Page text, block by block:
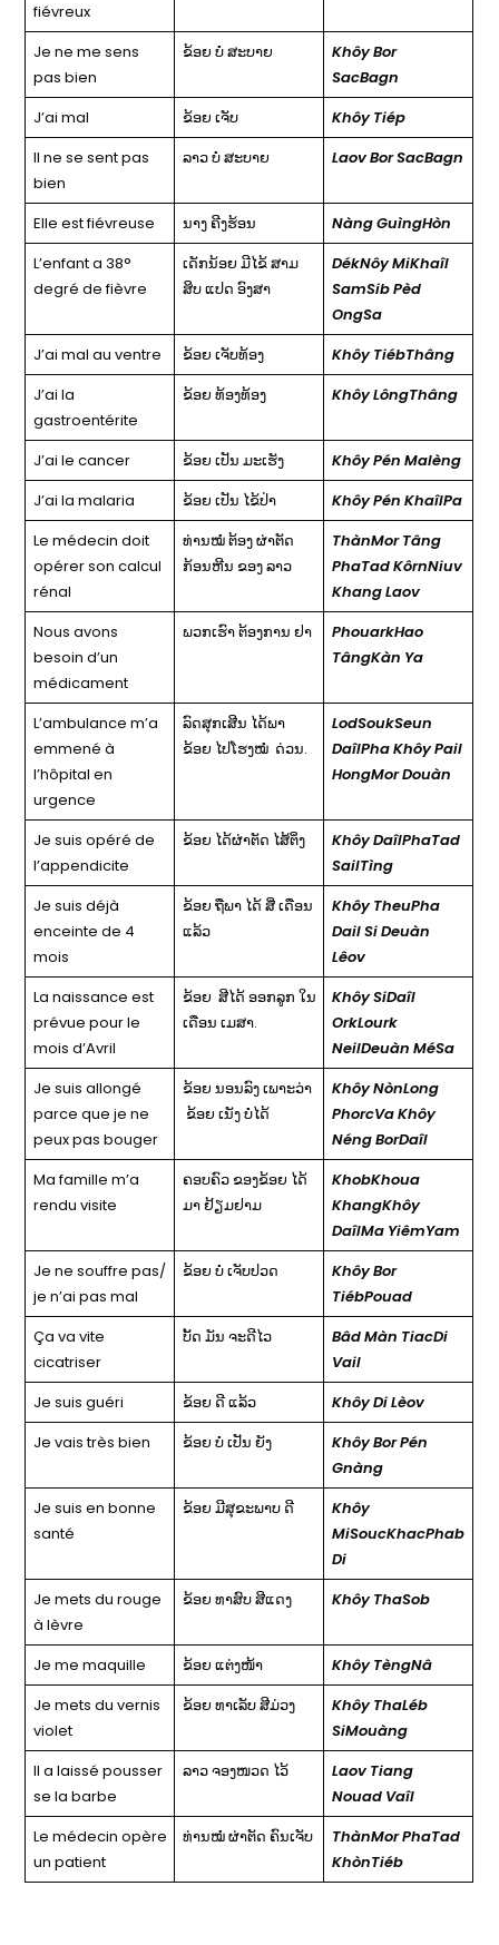
fiévreux
Je ne me sens
pas bien
ຂ້ອຍ ບໍ່ ສະບາຍ
Khôy Bor
SacBagn
J’ai mal
ຂ້ອຍ ເຈັບ
Khôy Tiép
Il ne se sent pas
bien
ລາວ ບໍ່ ສະບາຍ Laov Bor SacBagn
Elle est fiévreuse ນາງ ຄີງຮ້ອນ
Nàng GuìngHòn
L’enfant a 38°
degré de fièvre
ເດັກນ້ອຍ ມີໄຂ້ ສາມ
ສິບ ແປດ ອົງສາ
DékNôy MiKhaîl
SamSib Pèd
OngSa
J’ai mal au ventre
ຂ້ອຍ ເຈັບທ້ອງ
Khôy TiébThâng
J’ai la
gastroentérite
ຂ້ອຍ ທ້ອງທ້ອງ Khôy LôngThâng
J’ai le cancer ຂ້ອຍ ເປັນ ມະເຮັງ
Khôy Pén Malèng
J’ai la malaria
ຂ້ອຍ ເປັນ ໄຂ້ປ່າ
Khôy Pén KhaîlPa
Le médecin doit
opérer son calcul
rénal
ທ່ານໝໍ ຕ້ອງ ຜ່າຕັດ
ກ້ອນຫີນ ຂອງ ລາວ
ThànMor Tâng
PhaTad KôrnNiuv
Khang Laov
Nous avons
besoin d’un
médicament
ພວກເຮົາ ຕ້ອງການ ຢາ
PhouarkHao
TângKàn Ya
L’ambulance m’a
emmené à
l’hôpital en
urgence
ລົດສຸກເສີນ ໄດ້ພາ
ຂ້ອຍ ໄປໂຮງໝໍ ດ່ວນ.
LodSoukSeun
DaîlPha Khôy Pail
HongMor Douàn
Je suis opéré de
l’appendicite
ຂ້ອຍ ໄດ້ຜ່າຕັດ ໄສ້ຕິ່ງ
Khôy DaîlPhaTad
SailTìng
Je suis déjà
enceinte de 4
mois
ຂ້ອຍ ຖືພາ ໄດ້ ສີ່ ເດືອນ
ແລ້ວ
Khôy TheuPha
Dail Si Deuàn
Lêov
La naissance est
prévue pour le
mois d’Avril
ຂ້ອຍ ສີໄດ້ ອອກລູກ ໃນ
ເດືອນ ເມສາ.
Khôy SiDaîl
OrkLourk
NeilDeuàn MéSa
Je suis allongé
parce que je ne
peux pas bouger
ຂ້ອຍ ນອນລົງ ເພາະວ່າ
ຂ້ອຍ ເນັງ ບໍ່ໄດ້
Khôy NònLong
PhorcVa Khôy
Néng BorDaîl
Ma famille m’a
rendu visite
ຄອບຄົວ ຂອງຂ້ອຍ ໄດ້
ມາ ຢ້ຽມຢາມ
KhobKhoua
KhangKhôy
DaîlMa YiêmYam
Je ne souffre pas/
je n’ai pas mal
ຂ້ອຍ ບໍ່ ເຈັບປວດ
Khôy Bor
TiébPouad
Ça va vite
cicatriser
ບັ້ດ ມັນ ຈະດີໄວ
Bâd Màn TiacDi
Vail
Je suis guéri
ຂ້ອຍ ດີ ແລ້ວ
Khôy Di Lèov
Je vais très bien
ຂ້ອຍ ບໍ່ ເປັນ ຍັງ
Khôy Bor Pén
Gnàng
Je suis en bonne
santé
ຂ້ອຍ ມີສຸຂະພາບ ດີ
Khôy
MiSoucKhacPhab
Di
Je mets du rouge
à lèvre
ຂ້ອຍ ທາສົບ ສີແດງ Khôy ThaSob
Je me maquille ຂ້ອຍ ແຕ່ງໜ້າ
Khôy TèngNâ
Je mets du vernis
violet
ຂ້ອຍ ທາເລັບ ສີມ່ວງ
Khôy ThaLéb
SiMouàng
Il a laissé pousser
se la barbe
ລາວ ຈອງໜວດ ໄວ້
Laov Tiang
Nouad Vaîl
Le médecin opère
un patient
ທ່ານໝໍ ຜ່າຕັດ ຄົນເຈັບ
ThànMor PhaTad
KhònTiéb